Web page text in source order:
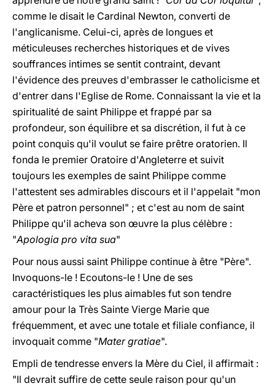
comme le disait le Cardinal Newton, converti de
l'anglicanisme. Celui-ci, après de longues et
méticuleuses recherches historiques et de vives
souffrances intimes se sentit contraint, devant
l'évidence des preuves d'embrasser le catholicisme et
d'entrer dans l'Eglise de Rome. Connaissant la vie et la
spiritualité de saint Philippe et frappé par sa
profondeur, son équilibre et sa discrétion, il fut à ce
point conquis qu'il voulut se faire prêtre oratorien. Il
fonda le premier Oratoire d'Angleterre et suivit
toujours les exemples de saint Philippe comme
l'attestent ses admirables discours et il l'appelait "mon
Père et patron personnel" ; et c'est au nom de saint
Philippe qu'il acheva son œuvre la plus célèbre :
"Apologia pro vita sua"
Pour nous aussi saint Philippe continue à être "Père".
Invoquons-le ! Ecoutons-le ! Une de ses
caractéristiques les plus aimables fut son tendre
amour pour la Très Sainte Vierge Marie que
fréquemment, et avec une totale et filiale confiance, il
invoquait comme "Mater gratiae".
Empli de tendresse envers la Mère du Ciel, il affirmait :
"Il devrait suffire de cette seule raison pour qu'un